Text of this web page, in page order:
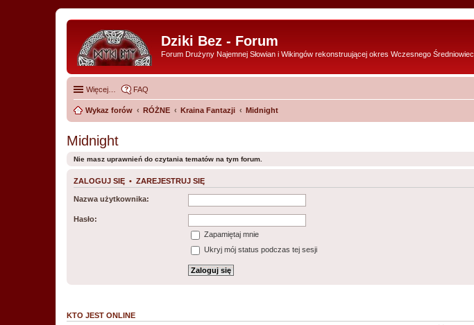
Dziki Bez - Forum
Forum Drużyny Najemnej Słowian i Wikingów rekonstruującej okres Wczesnego
Więcej… FAQ
Wykaz forów RÓŻNE Kraina Fantazji Midnight
Midnight
Nie masz uprawnień do czytania tematów na tym forum.
ZALOGUJ SIĘ • ZAREJESTRUJ SIĘ
Nazwa użytkownika:
Hasło:
Zapamiętaj mnie
Ukryj mój status podczas tej sesji
KTO JEST ONLINE